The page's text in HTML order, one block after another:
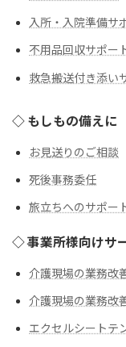
入所・入院準備サ
不用品回収サポー
救急搬送付き添い
◇ もしもの備えに
お見送りのご相談
死後事務委任
旅立ちへのサポー
◇ 事業所様向けサ
介護現場の業務改
介護現場の業務改
エクセルシートテ